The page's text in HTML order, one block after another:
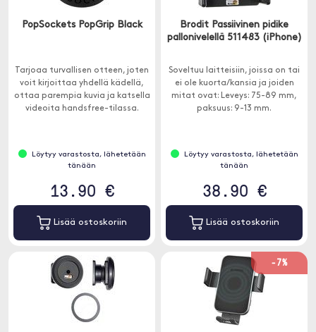
PopSockets PopGrip Black
Tarjoaa turvallisen otteen, joten
voit kirjoittaa yhdellä kädellä,
ottaa parempia kuvia ja katsella
videoita handsfree-tilassa.
Löytyy varastosta, lähetetään
tänään
13.90 €
Lisää ostoskoriin
Brodit Passiivinen pidike
pallonivelellä 511483 (iPhone)
Soveltuu laitteisiin, joissa on tai
ei ole kuorta/kansia ja joiden
mitat ovat: Leveys: 75-89 mm,
paksuus: 9-13 mm.
Löytyy varastosta, lähetetään
tänään
38.90 €
Lisää ostoskoriin
-7%